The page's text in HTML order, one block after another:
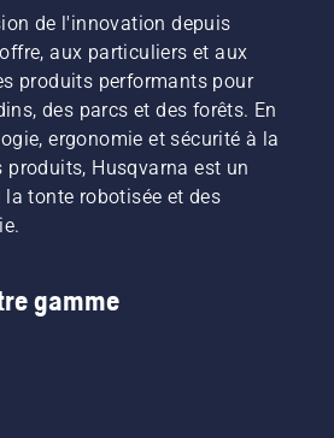
de l'innovation depuis
aux particuliers et aux
produits performants pour
des parcs et des forêts. En
ergonomie et sécurité à la
produits, Husqvarna est un
la tonte robotisée et des
gamme